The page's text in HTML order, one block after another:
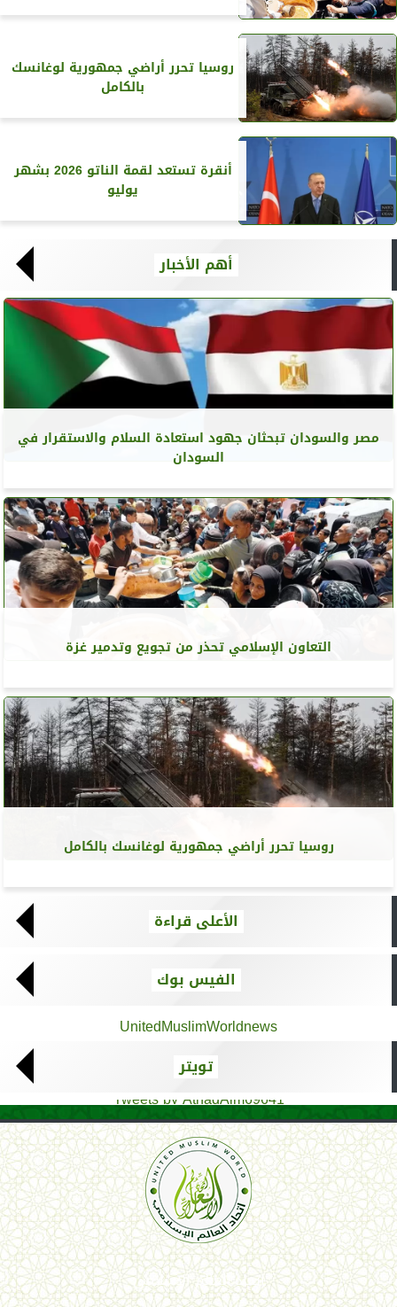
روسيا تحرر أراضي جمهورية لوغانسك
بالكامل
أنقرة تستعد لقمة الناتو 2026 بشهر
يوليو
أهم الأخبار
مصر والسودان تبحثان جهود استعادة السلام والاستقرار في
السودان
التعاون الإسلامي تحذر من تجويع وتدمير غزة
روسيا تحرر أراضي جمهورية لوغانسك بالكامل
الأعلى قراءة
الفيس بوك
UnitedMuslimWorldnews
تويتر
Tweets by AthadAlm69641
اتحاد العالم الإسلامي